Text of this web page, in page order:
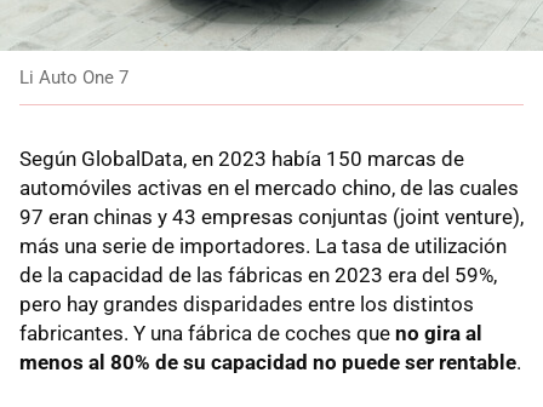
Li Auto One 7
Según GlobalData, en 2023 había 150 marcas de
automóviles activas en el mercado chino, de las cuales
97 eran chinas y 43 empresas conjuntas (joint venture),
más una serie de importadores. La tasa de utilización
de la capacidad de las fábricas en 2023 era del 59%,
pero hay grandes disparidades entre los distintos
fabricantes. Y una fábrica de coches que no gira al
menos al 80% de su capacidad no puede ser rentable.